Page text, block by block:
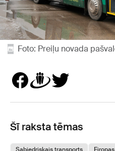
Foto: Preiļu novada
Šī raksta tēmas